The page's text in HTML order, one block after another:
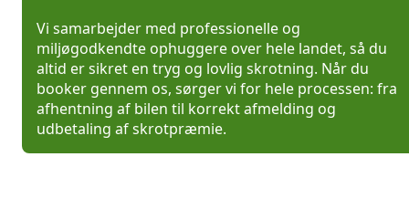
Vi samarbejder med professionelle og
miljøgodkendte ophuggere over hele landet, så du
altid er sikret en tryg og lovlig skrotning. Når du
booker gennem os, sørger vi for hele processen: fra
afhentning af bilen til korrekt afmelding og
udbetaling af skrotpræmie.